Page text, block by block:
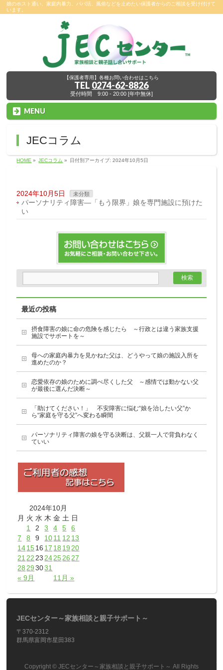
娘のホスト通い、家庭内暴力、パパ活、風俗などを止めたい保護者からのご相談を受け付けて
います。
【保護者専用】各種お問い合わせはこちら
TEL 0274-62-8826
受付時間 9:00 - 20:00 [年中無休]
MENU
JECコラム
HOME » JECコラム » 日付別アーカイブ: 2024年10月5日
2024年10月5日 未分類
パーソナリティ障害―「もう限界」娘を専門施設に預けた
い
最近の投稿
摂食障害の娘に命の危険を感じたら ～行政とは違う家族支援
施設でサポートを～
母への家庭内暴力を見かねた父は、どうやって娘の施設入所を
進めたのか？
恋愛依存の娘のために調べ尽くした父 ～感情では動かない父
が最後に選んだ決断～
「助けてください！」 不安障害に悩む“娘を治したい父”か
ら“家庭を守る父”へ変わる瞬間
パーソナリティ障害の娘を守る決断は、父親一人で背負わなく
ていい
2024年10月
月 火 水 木 金 土 日
« 9月 11月 »
1 2 3 4 5
6
7
8 9 1011 12 13
141516 17 18 19 20
21 22 23 242526 27
28 29 3031
JECセンター～家族相談と親子サポート～
〒370-2312
群馬県富岡市星田383
Copyright © JECセンター～家族相談と親子サポート～ All Rights